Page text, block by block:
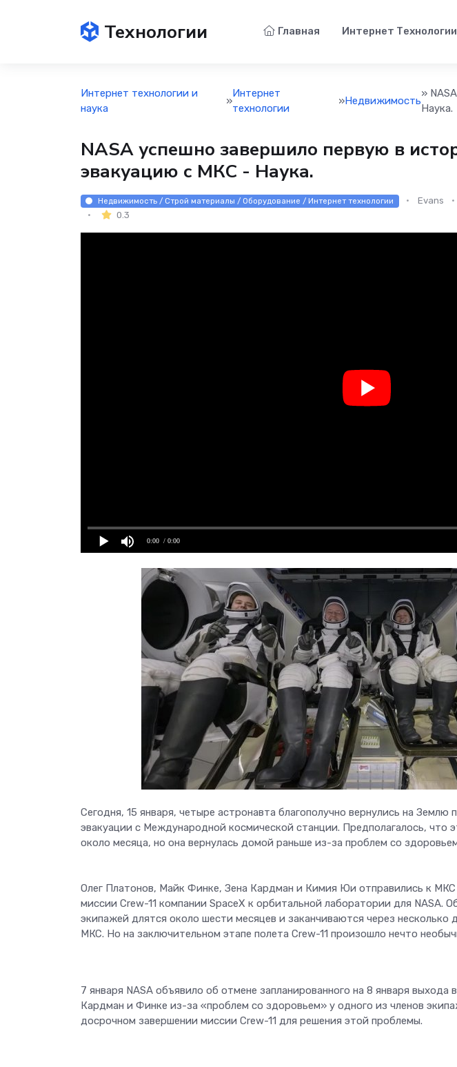
Технологии Главная Интернет Технологии
Интернет технологии и
наука
»
Интернет
технологии
»Недвижимость
»
Наука.
NASA успешно завершило первую в
эвакуацию с МКС - Наука.
Недвижимость / Строй материалы / Оборудование / Интернет технологии Evans
0.3
0:00 / 0:00
Сегодня, 15 января, четыре астронавта благополучно вернулись на
эвакуации с Международной космической станции. Предполагалось, что
около месяца, но она вернулась домой раньше из-за проблем со
Олег Платонов, Майк Финке, Зена Кардман и Кимия Юи отправились к МКС
миссии Crew-11 компании SpaceX к орбитальной лаборатории для NASA.
экипажей длятся около шести месяцев и заканчиваются через несколько
МКС. Но на заключительном этапе полета Crew-11 произошло нечто
7 января NASA объявило об отмене запланированного на 8 января
Кардман и Финке из-за «проблем со здоровьем» у одного из членов
досрочном завершении миссии Crew-11 для решения этой проблемы.